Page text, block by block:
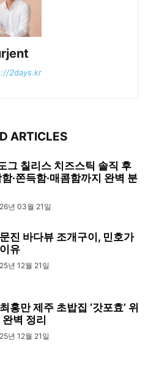
2days.kr
ARTICLES
그 칠리스 치즈스틱 솔직 후
·쫀득함·매콤함까지 완벽 분
년 03월 21일
진 바다뷰 조개구이, 민호가
유
년 12월 21일
홍만 제주 초밥집 ‘갓포효’ 위
완벽 정리
년 12월 21일